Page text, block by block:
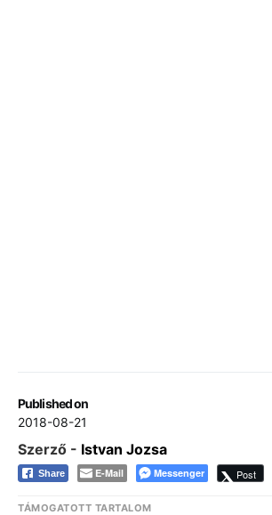
Published on
2018-08-21
Szerző - Istvan Jozsa
Share E-Mail Messenger Post
TÁMOGATOTT TARTALOM